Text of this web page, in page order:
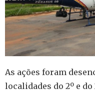
As ações foram
localidades do 2º e do